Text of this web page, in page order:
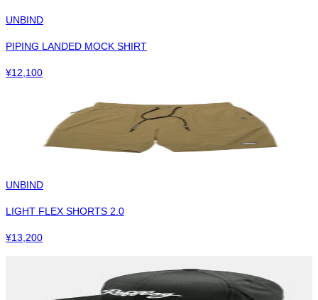
UNBIND
PIPING LANDED MOCK SHIRT
¥12,100
UNBIND
LIGHT FLEX SHORTS 2.0
¥13,200